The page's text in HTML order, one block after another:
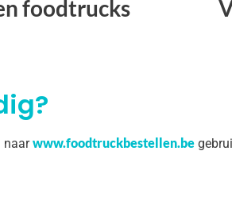
foodtrucks
naarwww.foodtruckbestellen.be